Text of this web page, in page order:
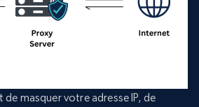
masquer votre adresse IP, de